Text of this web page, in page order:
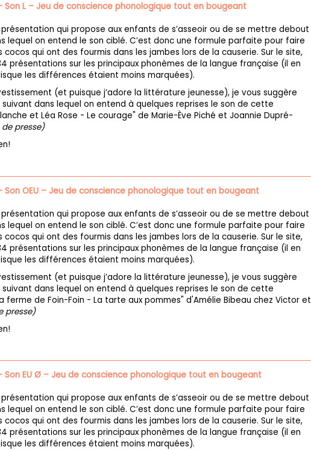
Son L – Jeu de conscience phonologique tout en bougeant
qui propose aux enfants de s’asseoir ou de se mettre debout
lequel on entend le son ciblé. C’est donc une formule parfaite pour faire
qui ont des fourmis dans les jambes lors de la causerie. Sur le site,
présentations sur les principaux phonèmes de la langue française (il en
les différences étaient moins marquées).
(et puisque j’adore la littérature jeunesse), je vous suggère
suivant dans lequel on entend à quelques reprises le son de cette
et Léa Rose - Le courage" de Marie-Ève Piché et Joannie Dupré-
presse)
Son OEU – Jeu de conscience phonologique tout en bougeant
qui propose aux enfants de s’asseoir ou de se mettre debout
lequel on entend le son ciblé. C’est donc une formule parfaite pour faire
qui ont des fourmis dans les jambes lors de la causerie. Sur le site,
présentations sur les principaux phonèmes de la langue française (il en
les différences étaient moins marquées).
(et puisque j’adore la littérature jeunesse), je vous suggère
suivant dans lequel on entend à quelques reprises le son de cette
ferme de Foin-Foin - La tarte aux pommes" d'Amélie Bibeau chez Victor et
presse)
Son EU Ø – Jeu de conscience phonologique tout en bougeant
qui propose aux enfants de s’asseoir ou de se mettre debout
lequel on entend le son ciblé. C’est donc une formule parfaite pour faire
qui ont des fourmis dans les jambes lors de la causerie. Sur le site,
présentations sur les principaux phonèmes de la langue française (il en
les différences étaient moins marquées).